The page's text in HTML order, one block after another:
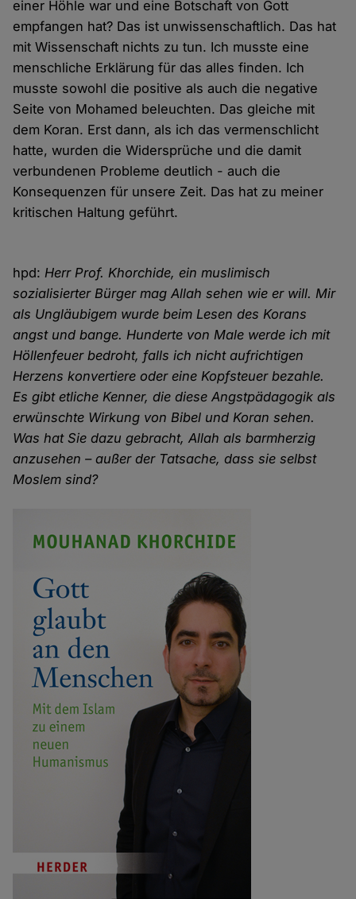
einer Höhle war und eine Botschaft von Gott
empfangen hat? Das ist unwissenschaftlich. Das hat
mit Wissenschaft nichts zu tun. Ich musste eine
menschliche Erklärung für das alles finden. Ich
musste sowohl die positive als auch die negative
Seite von Mohamed beleuchten. Das gleiche mit
dem Koran. Erst dann, als ich das vermenschlicht
hatte, wurden die Widersprüche und die damit
verbundenen Probleme deutlich - auch die
Konsequenzen für unsere Zeit. Das hat zu meiner
kritischen Haltung geführt.
hpd:Herr Prof. Khorchide, ein muslimisch
sozialisierter Bürger mag Allah sehen wie er will. Mir
als Ungläubigem wurde beim Lesen des Korans
angst und bange. Hunderte von Male werde ich mit
Höllenfeuer bedroht, falls ich nicht aufrichtigen
Herzens konvertiere oder eine Kopfsteuer bezahle.
Es gibt etliche Kenner, die diese Angstpädagogik als
erwünschte Wirkung von Bibel und Koran sehen.
Was hat Sie dazu gebracht, Allah als barmherzig
anzusehen – außer der Tatsache, dass sie selbst
Moslem sind?